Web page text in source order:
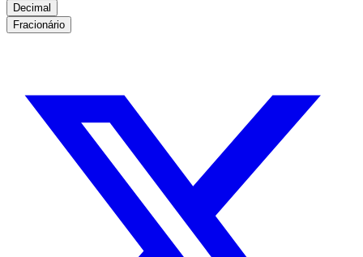
Decimal
Fracionário